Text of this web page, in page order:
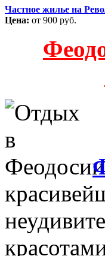
Частное жилье на
Цена: от 900 руб.